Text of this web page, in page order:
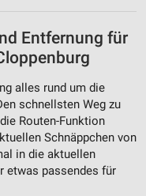
Entfernung für
alles rund um die
schnellsten Weg zu
Routen-Funktion
Schnäppchen von
in die aktuellen
etwas passendes für